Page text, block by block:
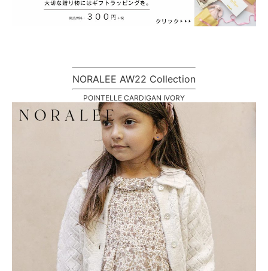
NORALEE AW22 Collection
POINTELLE CARDIGAN IVORY